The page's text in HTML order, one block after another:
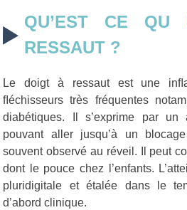
QU’EST CE
RESSAUT ?
Le doigt à ressaut est une
ﬂéchisseurs très fréquentes
diabétiques. Il s’exprime par un
pouvant aller jusqu’à un
souvent observé au réveil. Il peut
dont le pouce chez l’enfants.
pluridigitale et étalée dans le
d’abord clinique.